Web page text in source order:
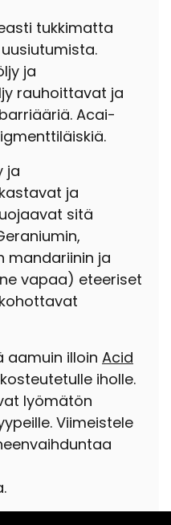
tukkimatta
ja
rauhoittavat ja
Acai-
ja
ja
sitä
mandariinin ja
vapaa) eteeriset
aamuin illoin Acid
kosteutetulle iholle.
lyömätön
Viimeistele